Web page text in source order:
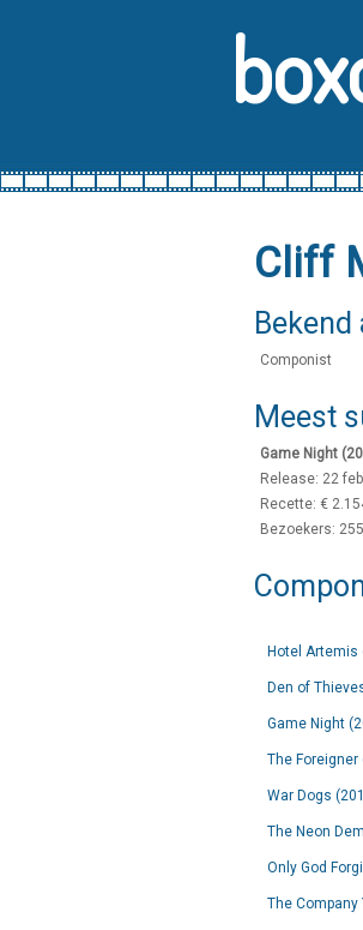
Cliff
Bekend
Componist
Meest
Game Night
Release: 22
Recette: €
Bezoekers:
Hotel Artemis
Den of
Game Night
The Foreigner
War Dogs
The Neon
Only God
The Company